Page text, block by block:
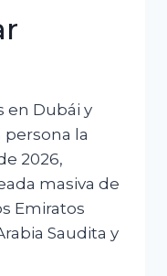
en Dubái y
la
2026,
masiva de
Emiratos
Saudita y